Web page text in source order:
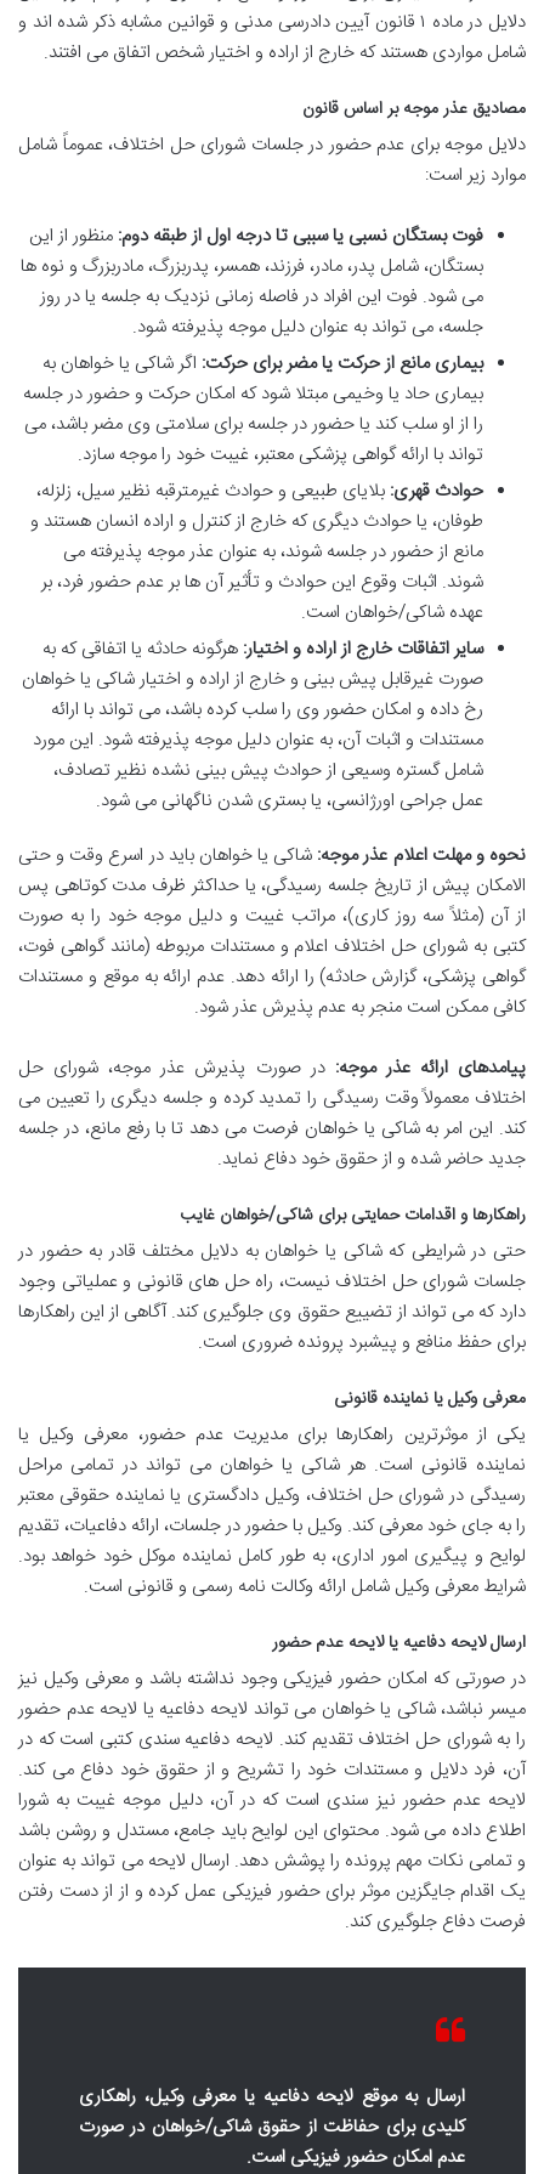
دلایل در ماده ۱ قانون آیین دادرسی مدنی و قوانین مشابه ذکر شده اند و
شامل مواردی هستند که خارج از اراده و اختیار شخص اتفاق می افتند.
مصادیق عذر موجه بر اساس قانون
دلایل موجه برای عدم حضور در جلسات شورای حل اختلاف، عموماً شامل
موارد زیر است:
فوت بستگان نسبی یا سببی تا درجه اول از طبقه دوم: منظور از این
بستگان، شامل پدر، مادر، فرزند، همسر، پدربزرگ، مادربزرگ و نوه ها
می شود. فوت این افراد در فاصله زمانی نزدیک به جلسه یا در روز
جلسه، می تواند به عنوان دلیل موجه پذیرفته شود.
بیماری مانع از حرکت یا مضر برای حرکت: اگر شاکی یا خواهان به
بیماری حاد یا وخیمی مبتلا شود که امکان حرکت و حضور در جلسه
را از او سلب کند یا حضور در جلسه برای سلامتی وی مضر باشد، می
تواند با ارائه گواهی پزشکی معتبر، غیبت خود را موجه سازد.
حوادث قهری: بلایای طبیعی و حوادث غیرمترقبه نظیر سیل، زلزله،
طوفان، یا حوادث دیگری که خارج از کنترل و اراده انسان هستند و
مانع از حضور در جلسه شوند، به عنوان عذر موجه پذیرفته می
شوند. اثبات وقوع این حوادث و تأثیر آن ها بر عدم حضور فرد، بر
عهده شاکی/خواهان است.
سایر اتفاقات خارج از اراده و اختیار: هرگونه حادثه یا اتفاقی که به
صورت غیرقابل پیش بینی و خارج از اراده و اختیار شاکی یا خواهان
رخ داده و امکان حضور وی را سلب کرده باشد، می تواند با ارائه
مستندات و اثبات آن، به عنوان دلیل موجه پذیرفته شود. این مورد
شامل گستره وسیعی از حوادث پیش بینی نشده نظیر تصادف،
عمل جراحی اورژانسی، یا بستری شدن ناگهانی می شود.
نحوه و مهلت اعلام عذر موجه: شاکی یا خواهان باید در اسرع وقت و حتی
الامکان پیش از تاریخ جلسه رسیدگی، یا حداکثر ظرف مدت کوتاهی پس
از آن (مثلاً سه روز کاری)، مراتب غیبت و دلیل موجه خود را به صورت
کتبی به شورای حل اختلاف اعلام و مستندات مربوطه (مانند گواهی فوت،
گواهی پزشکی، گزارش حادثه) را ارائه دهد. عدم ارائه به موقع و مستندات
کافی ممکن است منجر به عدم پذیرش عذر شود.
پیامدهای ارائه عذر موجه: در صورت پذیرش عذر موجه، شورای حل
اختلاف معمولاً وقت رسیدگی را تمدید کرده و جلسه دیگری را تعیین می
کند. این امر به شاکی یا خواهان فرصت می دهد تا با رفع مانع، در جلسه
جدید حاضر شده و از حقوق خود دفاع نماید.
راهکارها و اقدامات حمایتی برای شاکی/خواهان غایب
حتی در شرایطی که شاکی یا خواهان به دلایل مختلف قادر به حضور در
جلسات شورای حل اختلاف نیست، راه حل های قانونی و عملیاتی وجود
دارد که می تواند از تضییع حقوق وی جلوگیری کند. آگاهی از این راهکارها
برای حفظ منافع و پیشبرد پرونده ضروری است.
معرفی وکیل یا نماینده قانونی
یکی از موثرترین راهکارها برای مدیریت عدم حضور، معرفی وکیل یا
نماینده قانونی است. هر شاکی یا خواهان می تواند در تمامی مراحل
رسیدگی در شورای حل اختلاف، وکیل دادگستری یا نماینده حقوقی معتبر
را به جای خود معرفی کند. وکیل با حضور در جلسات، ارائه دفاعیات، تقدیم
لوایح و پیگیری امور اداری، به طور کامل نماینده موکل خود خواهد بود.
شرایط معرفی وکیل شامل ارائه وکالت نامه رسمی و قانونی است.
ارسال لایحه دفاعیه یا لایحه عدم حضور
در صورتی که امکان حضور فیزیکی وجود نداشته باشد و معرفی وکیل نیز
میسر نباشد، شاکی یا خواهان می تواند لایحه دفاعیه یا لایحه عدم حضور
را به شورای حل اختلاف تقدیم کند. لایحه دفاعیه سندی کتبی است که در
آن، فرد دلایل و مستندات خود را تشریح و از حقوق خود دفاع می کند.
لایحه عدم حضور نیز سندی است که در آن، دلیل موجه غیبت به شورا
اطلاع داده می شود. محتوای این لوایح باید جامع، مستدل و روشن باشد
و تمامی نکات مهم پرونده را پوشش دهد. ارسال لایحه می تواند به عنوان
یک اقدام جایگزین موثر برای حضور فیزیکی عمل کرده و از از دست رفتن
فرصت دفاع جلوگیری کند.
ارسال به موقع لایحه دفاعیه یا معرفی وکیل، راهکاری
کلیدی برای حفاظت از حقوق شاکی/خواهان در صورت
عدم امکان حضور فیزیکی است.